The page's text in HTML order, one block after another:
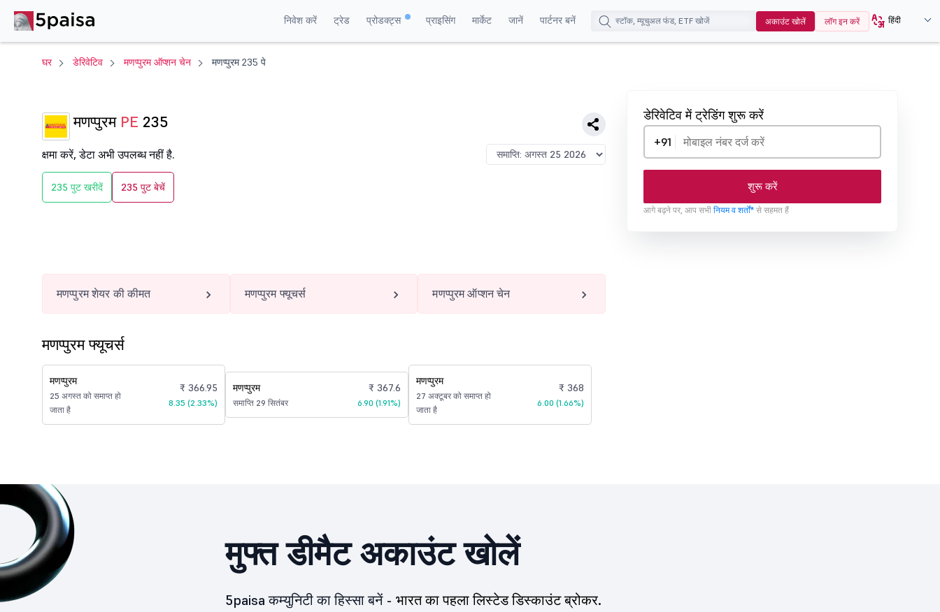
निवेश करें ट्रेड प्रोडक्ट्स प्राइसिंग मार्केट जानें पार्टनर बनें अकाउंट खोलें लॉग इन करें हिंदी
घर डेरिवेटिव मणप्पुरम ऑप्शन चेन मणप्पुरम 235 पे
मणप्पुरम PE 235
क्षमा करें, डेटा अभी उपलब्ध नहीं है.
235 पुट खरीदें 235 पुट बेचें
डेरिवेटिव में ट्रेडिंग शुरू करें
+91
शुरू करें
आगे बढ़ने पर, आप सभी नियम व शर्तों* से सहमत हैं
मणप्पुरम शेयर की कीमत मणप्पुरम फ्यूचर्स मणप्पुरम ऑप्शन चेन
मणप्पुरम फ्यूचर्स
मणप्पुरम
25 अगस्त को समाप्त हो
जाता है
₹ 366.95
8.35 (2.33%)
मणप्पुरम
समाप्ति 29 सितंबर
₹ 367.6
6.90 (1.91%)
मणप्पुरम
27 अक्टूबर को समाप्त हो
जाता है
₹ 368
6.00 (1.66%)
मुफ्त डीमैट अकाउंट खोलें
5paisa कम्युनिटी का हिस्सा बनें - भारत का पहला लिस्टेड डिस्काउंट ब्रोकर.